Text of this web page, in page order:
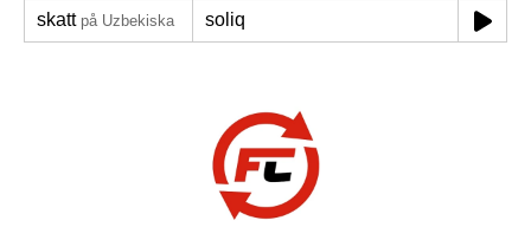
skatt på Uzbekiska soliq